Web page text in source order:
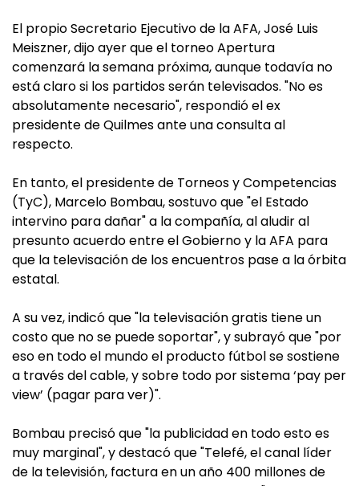
El propio Secretario Ejecutivo de la AFA, José Luis
Meiszner, dijo ayer que el torneo Apertura
comenzará la semana próxima, aunque todavía no
está claro si los partidos serán televisados. "No es
absolutamente necesario", respondió el ex
presidente de Quilmes ante una consulta al
respecto.
En tanto, el presidente de Torneos y Competencias
(TyC), Marcelo Bombau, sostuvo que "el Estado
intervino para dañar" a la compañía, al aludir al
presunto acuerdo entre el Gobierno y la AFA para
que la televisación de los encuentros pase a la órbita
estatal.
A su vez, indicó que "la televisación gratis tiene un
costo que no se puede soportar", y subrayó que "por
eso en todo el mundo el producto fútbol se sostiene
a través del cable, y sobre todo por sistema ‘pay per
view’ (pagar para ver)".
Bombau precisó que "la publicidad en todo esto es
muy marginal", y destacó que "Telefé, el canal líder
de la televisión, factura en un año 400 millones de